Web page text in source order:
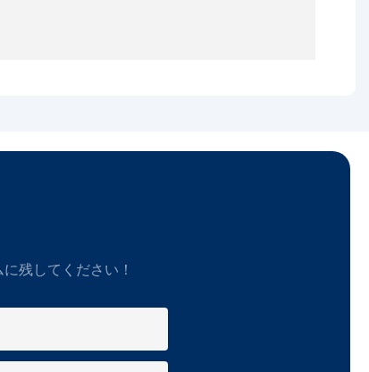
残してください！